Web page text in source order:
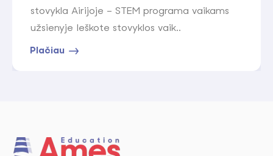
stovykla Airijoje – STEM programa vaikams
užsienyje Ieškote stovyklos vaik..
Plačiau